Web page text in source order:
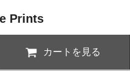
Prints
カートを見る